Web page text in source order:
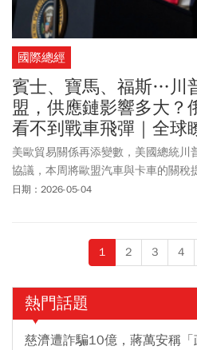
國際總經
賓士、寶馬、福斯…川
盟，供應鏈影響多大？
看不到戰車飛彈｜全球
美歐貿易關係再添變數，美國總統川
協議，本周將歐盟汽車與卡車的關稅
會主席Bernd Lange說，川普的關稅
日期：2026-05-04
1 2 3 4
熱門話題
慈濟遭詐騙10億，蔣萬安稱